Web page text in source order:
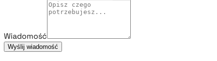
Wiadomość
Wyślij wiadomość